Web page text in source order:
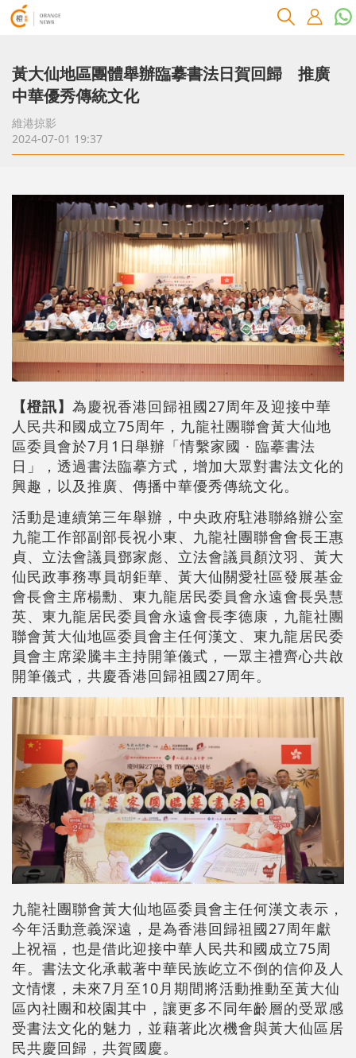
黃大仙地區團體舉辦臨摹書法日賀回歸 推廣
中華優秀傳統文化
維港掠影
2024-07-01 19:37
【橙訊】 為慶祝香港回歸祖國27周年及迎接中華
人民共和國成立75周年，九龍社團聯會黃大仙地
區委員會於7月1日舉辦「情繫家國 · 臨摹書法
日」，透過書法臨摹方式，增加大眾對書法文化的
興趣，以及推廣、傳播中華優秀傳統文化。
活動是連續第三年舉辦，中央政府駐港聯絡辦公室
九龍工作部副部長祝小東、九龍社團聯會會長王惠
貞、立法會議員鄧家彪、立法會議員顏汶羽、黃大
仙民政事務專員胡鉅華、黃大仙關愛社區發展基金
會長會主席楊勳、東九龍居民委員會永遠會長吳慧
英、東九龍居民委員會永遠會長李德康，九龍社團
聯會黃大仙地區委員會主任何漢文、東九龍居民委
員會主席梁騰丰主持開筆儀式，一眾主禮齊心共啟
開筆儀式，共慶香港回歸祖國27周年。
九龍社團聯會黃大仙地區委員會主任何漢文表示，
今年活動意義深遠，是為香港回歸祖國27周年獻
上祝福，也是借此迎接中華人民共和國成立75周
年。書法文化承載著中華民族屹立不倒的信仰及人
文情懷，未來7月至10月期間將活動推動至黃大仙
區內社團和校園其中，讓更多不同年齡層的受眾感
受書法文化的魅力，並藉著此次機會與黃大仙區居
民共慶回歸，共賀國慶。